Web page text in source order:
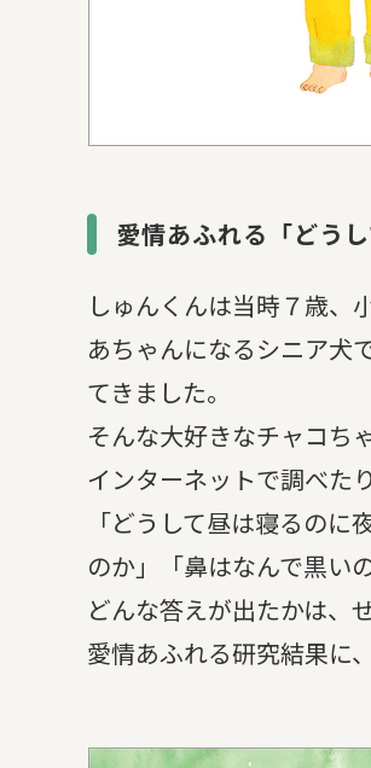
愛情あふれる「どう
しゅんくんは当時７歳、
あちゃんになるシニア犬
てきました。
そんな大好きなチャコち
インターネットで調べた
「どうして昼は寝るの
のか」「鼻はなんで黒い
どんな答えが出たかは、
愛情あふれる研究結果に